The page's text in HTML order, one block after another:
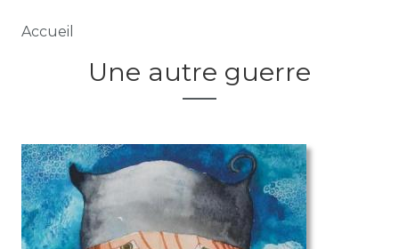
Fil d'Ariane
Accueil
Une autre guerre
Photo de l'aquarelle